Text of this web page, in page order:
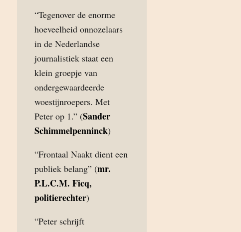
“Tegenover de enorme
hoeveelheid onnozelaars
in de Nederlandse
journalistiek staat een
klein groepje van
ondergewaardeerde
woestijnroepers. Met
Peter op 1.” (Sander
Schimmelpenninck)
“Frontaal Naakt dient een
publiek belang” (mr.
P.L.C.M. Ficq,
politierechter)
“Peter schrijft